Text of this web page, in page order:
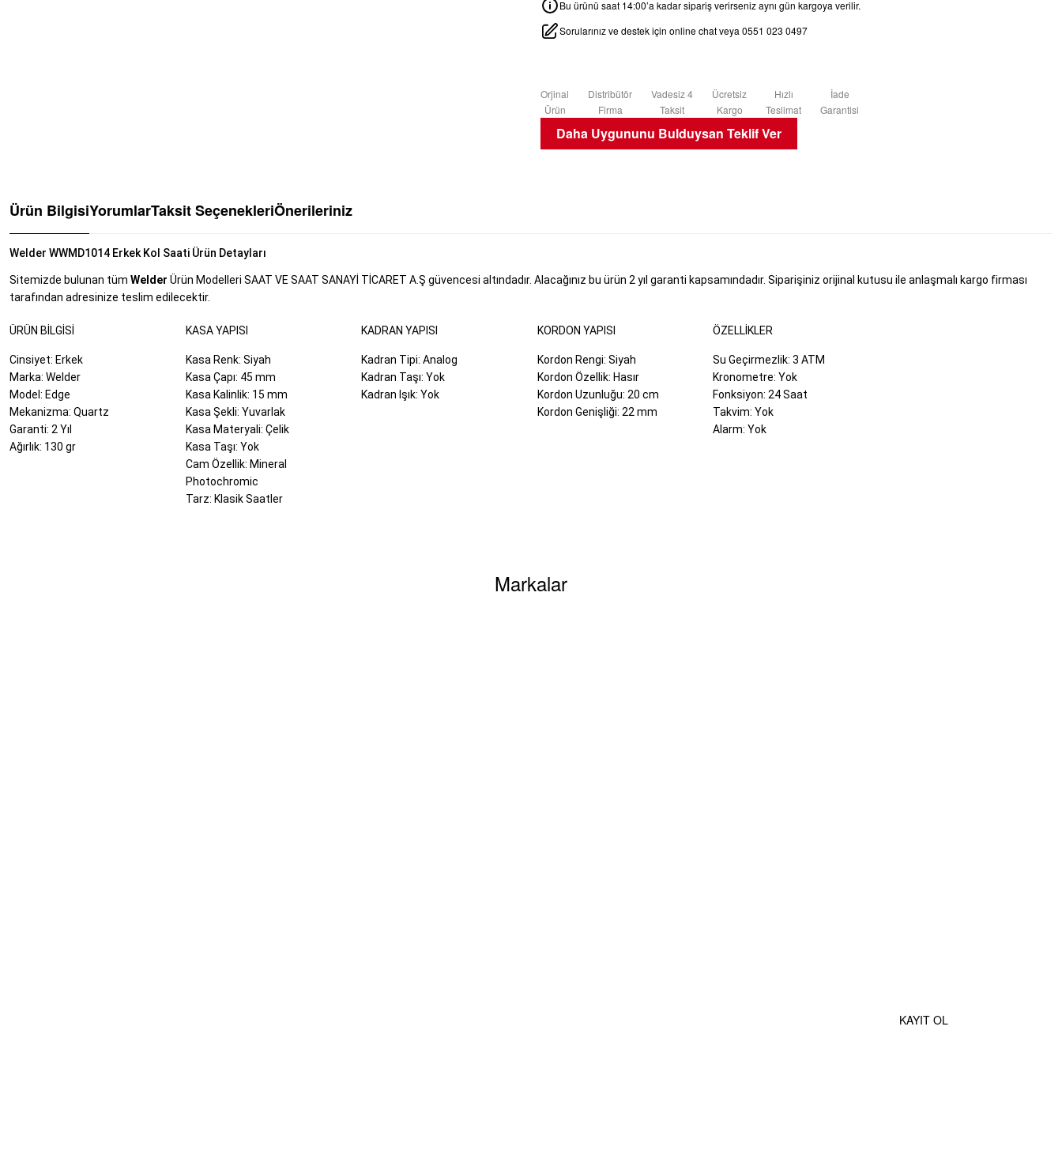
Bu ürünü saat 14:00’a kadar sipariş verirseniz aynı gün kargoya verilir.
Sorularınız ve destek için online chat veya 0551 023 0497
Orjinal
Ürün
Distribütör
Firma
Vadesiz 4
Taksit
Ücretsiz
Kargo
Hızlı
Teslimat
İade
Garantisi
Daha Uygununu Bulduysan Teklif Ver
Ürün BilgisiYorumlarTaksit SeçenekleriÖnerileriniz
Welder WWMD1014 Erkek Kol Saati Ürün Detayları
Sitemizde bulunan tüm Welder Ürün Modelleri SAAT VE SAAT SANAYİ TİCARET A.Ş güvencesi altındadır. Alacağınız bu ürün 2 yıl garanti kapsamındadır. Siparişiniz orijinal kutusu ile anlaşmalı kargo firması
tarafından adresinize teslim edilecektir.
ÜRÜN BILGISI
Cinsiyet: Erkek
Marka: Welder
Model: Edge
Mekanizma: Quartz
Garanti: 2 Yıl
Ağırlık: 130 gr
KASA YAPISI
Kasa Renk: Siyah
Kasa Çapı: 45 mm
Kasa Kalinlik: 15 mm
Kasa Şekli: Yuvarlak
Kasa Materyali: Çelik
Kasa Taşı: Yok
Cam Özellik: Mineral
Photochromic
Tarz: Klasik Saatler
KADRAN YAPISI
Kadran Tipi: Analog
Kadran Taşı: Yok
Kadran Işık: Yok
KORDON YAPISI
Kordon Rengi: Siyah
Kordon Özellik: Hasır
Kordon Uzunluğu: 20 cm
Kordon Genişliği: 22 mm
ÖZELLIKLER
Su Geçirmezlik: 3 ATM
Kronometre: Yok
Fonksiyon: 24 Saat
Takvim: Yok
Alarm: Yok
Markalar
KAYIT OL